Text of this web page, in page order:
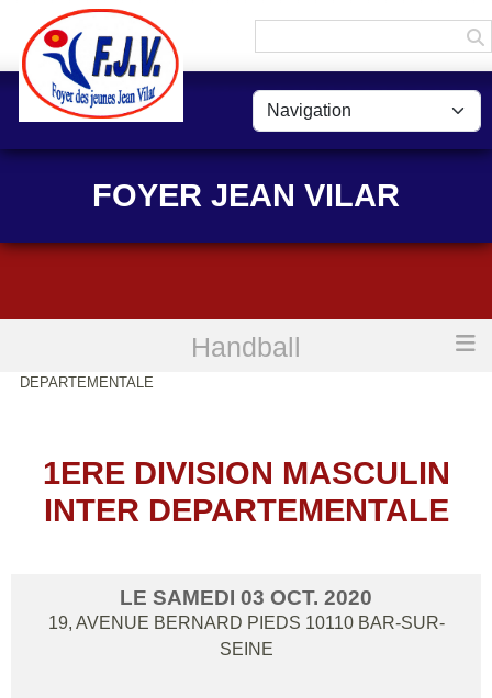
FOYER JEAN VILAR
Handball
1ERE DIVISION MASCULIN INTER
DEPARTEMENTALE
1ERE DIVISION MASCULIN
INTER DEPARTEMENTALE
LE SAMEDI 03 OCT. 2020
19, AVENUE BERNARD PIEDS 10110 BAR-SUR-
SEINE
Panneau de gestion des cookies